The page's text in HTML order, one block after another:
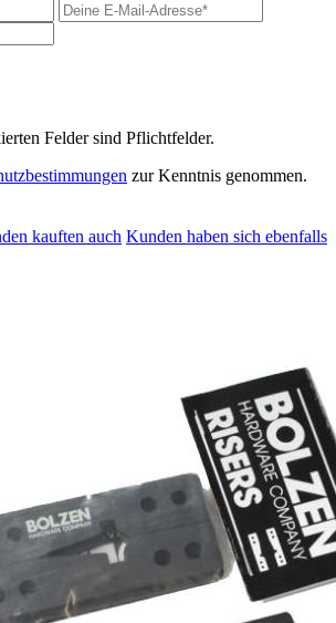
Felder sind Pflichtfelder.
zur Kenntnis genommen.
kauften auch Kunden haben sich ebenfalls